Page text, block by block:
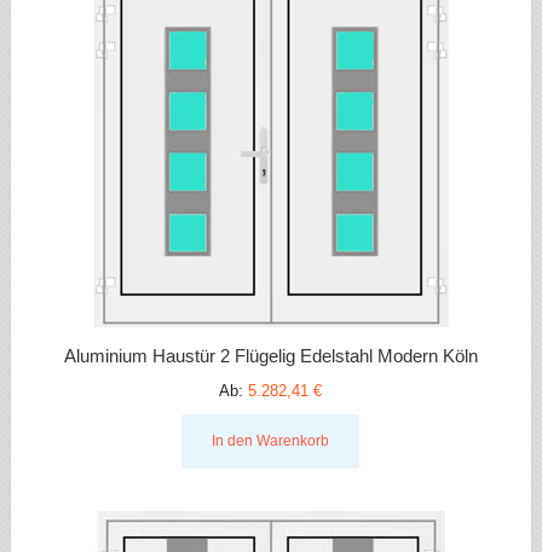
Aluminium Haustür 2 Flügelig Edelstahl Modern Köln
Ab:5.282,41 €
In den Warenkorb